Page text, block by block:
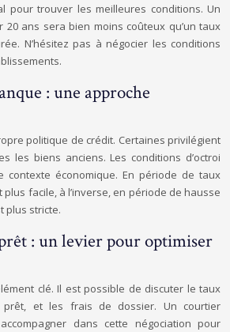
pour trouver les meilleures conditions. Un
20 ans sera bien moins coûteux qu’un taux
N’hésitez pas à négocier les conditions
: une approche
politique de crédit. Certaines privilégient
les biens anciens. Les conditions d’octroi
contexte économique. En période de taux
plus facile, à l’inverse, en période de hausse
plus stricte.
: un levier pour optimiser
clé. Il est possible de discuter le taux
prêt, et les frais de dossier. Un courtier
dans cette négociation pour